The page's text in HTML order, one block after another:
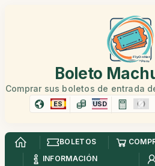
Boleto
Comprar sus boletos de entrada
ES USD
BOLETOS
INFORMACIÓN